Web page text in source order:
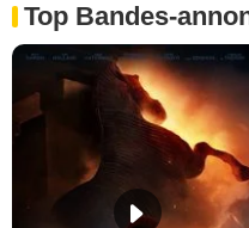
Top Bandes-